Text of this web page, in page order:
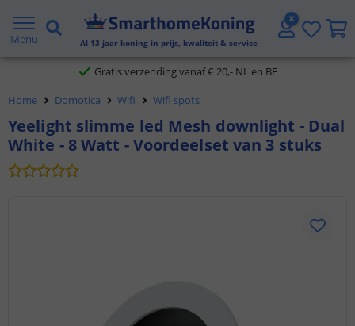
Menu Al 13 jaar koning in prijs, kwaliteit & service
2 jaar garantie
Gratis verzending vanaf € 20,- NL en BE
Klantbeoordeling 9.1
Voor 23:45 uur besteld, morgen in huis
Home Domotica Wifi Wifi spots
Yeelight slimme led Mesh downlight - Dual
White - 8 Watt - Voordeelset van 3 stuks